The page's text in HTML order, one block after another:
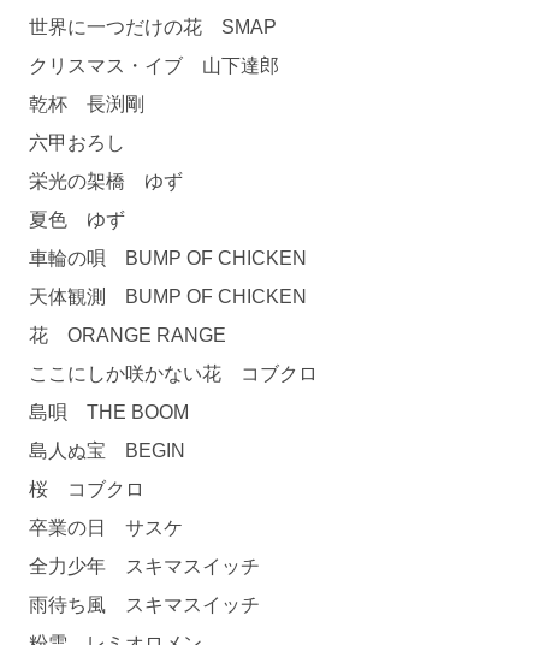
世界に一つだけの花 SMAP
クリスマス・イブ 山下達郎
乾杯 長渕剛
六甲おろし
栄光の架橋 ゆず
夏色 ゆず
車輪の唄 BUMP OF CHICKEN
天体観測 BUMP OF CHICKEN
花 ORANGE RANGE
ここにしか咲かない花 コブクロ
島唄 THE BOOM
島人ぬ宝 BEGIN
桜 コブクロ
卒業の日 サスケ
全力少年 スキマスイッチ
雨待ち風 スキマスイッチ